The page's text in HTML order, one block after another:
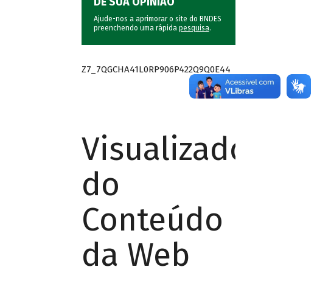
Ajude-nos a aprimorar o site do BNDES
preenchendo uma rápida pesquisa.
Z7_7QGCHA41L0RP906P422Q9Q0E44
Visualizador
do
Conteúdo
da Web